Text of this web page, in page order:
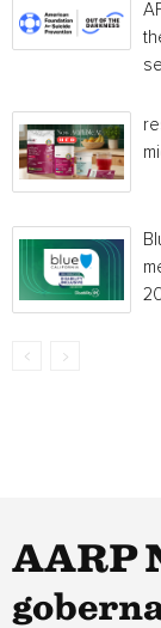
AARP